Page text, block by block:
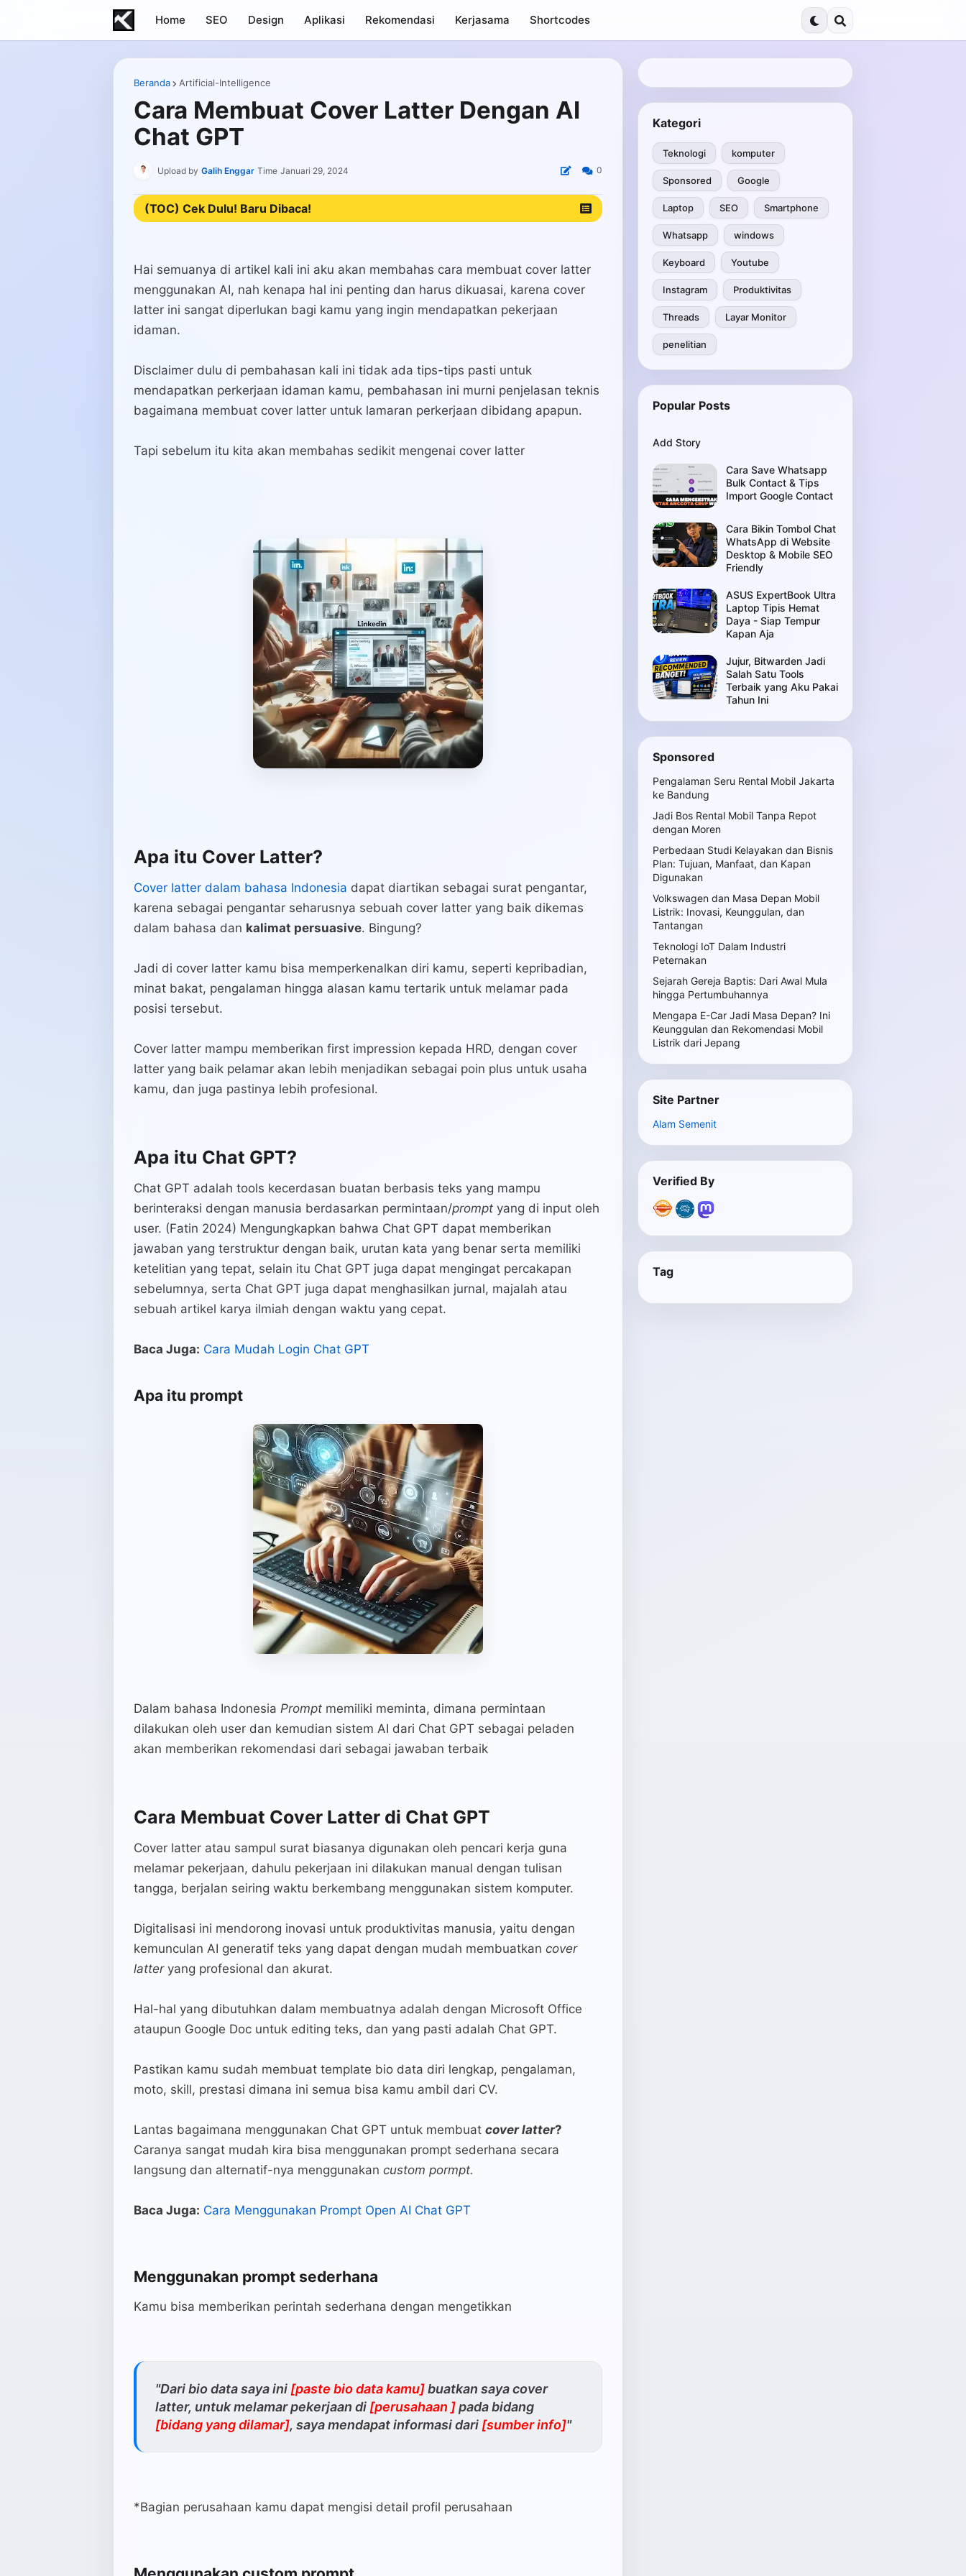
Home SEO Design Aplikasi Rekomendasi Kerjasama Shortcodes
Beranda Artificial-Intelligence
Cara Membuat Cover Latter Dengan AI
Chat GPT
Upload by Galih Enggar Time Januari 29, 2024 0
(TOC) Cek Dulu! Baru Dibaca!
Hai semuanya di artikel kali ini aku akan membahas cara membuat cover latter
menggunakan AI, nah kenapa hal ini penting dan harus dikuasai, karena cover
latter ini sangat diperlukan bagi kamu yang ingin mendapatkan pekerjaan
idaman.
Disclaimer dulu di pembahasan kali ini tidak ada tips-tips pasti untuk
mendapatkan perkerjaan idaman kamu, pembahasan ini murni penjelasan teknis
bagaimana membuat cover latter untuk lamaran perkerjaan dibidang apapun.
Tapi sebelum itu kita akan membahas sedikit mengenai cover latter
Apa itu Cover Latter?
Cover latter dalam bahasa Indonesia dapat diartikan sebagai surat pengantar,
karena sebagai pengantar seharusnya sebuah cover latter yang baik dikemas
dalam bahasa dan kalimat persuasive. Bingung?
Jadi di cover latter kamu bisa memperkenalkan diri kamu, seperti kepribadian,
minat bakat, pengalaman hingga alasan kamu tertarik untuk melamar pada
posisi tersebut.
Cover latter mampu memberikan first impression kepada HRD, dengan cover
latter yang baik pelamar akan lebih menjadikan sebagai poin plus untuk usaha
kamu, dan juga pastinya lebih profesional.
Apa itu Chat GPT?
Chat GPT adalah tools kecerdasan buatan berbasis teks yang mampu
berinteraksi dengan manusia berdasarkan permintaan/prompt yang di input oleh
user. (Fatin 2024) Mengungkapkan bahwa Chat GPT dapat memberikan
jawaban yang terstruktur dengan baik, urutan kata yang benar serta memiliki
ketelitian yang tepat, selain itu Chat GPT juga dapat mengingat percakapan
sebelumnya, serta Chat GPT juga dapat menghasilkan jurnal, majalah atau
sebuah artikel karya ilmiah dengan waktu yang cepat.
Baca Juga: Cara Mudah Login Chat GPT
Apa itu prompt
Dalam bahasa Indonesia Prompt memiliki meminta, dimana permintaan
dilakukan oleh user dan kemudian sistem AI dari Chat GPT sebagai peladen
akan memberikan rekomendasi dari sebagai jawaban terbaik
Cara Membuat Cover Latter di Chat GPT
Cover latter atau sampul surat biasanya digunakan oleh pencari kerja guna
melamar pekerjaan, dahulu pekerjaan ini dilakukan manual dengan tulisan
tangga, berjalan seiring waktu berkembang menggunakan sistem komputer.
Digitalisasi ini mendorong inovasi untuk produktivitas manusia, yaitu dengan
kemunculan AI generatif teks yang dapat dengan mudah membuatkan cover
latter yang profesional dan akurat.
Hal-hal yang dibutuhkan dalam membuatnya adalah dengan Microsoft Office
ataupun Google Doc untuk editing teks, dan yang pasti adalah Chat GPT.
Pastikan kamu sudah membuat template bio data diri lengkap, pengalaman,
moto, skill, prestasi dimana ini semua bisa kamu ambil dari CV.
Lantas bagaimana menggunakan Chat GPT untuk membuat cover latter?
Caranya sangat mudah kira bisa menggunakan prompt sederhana secara
langsung dan alternatif-nya menggunakan custom pormpt.
Baca Juga: Cara Menggunakan Prompt Open AI Chat GPT
Menggunakan prompt sederhana
Kamu bisa memberikan perintah sederhana dengan mengetikkan
"Dari bio data saya ini [paste bio data kamu]buatkan saya cover
latter, untuk melamar pekerjaan di [perusahaan ]pada bidang
[bidang yang dilamar], saya mendapat informasi dari [sumber info]"
*Bagian perusahaan kamu dapat mengisi detail profil perusahaan
Kategori
Teknologi komputer
Sponsored Google
Laptop SEO Smartphone
Whatsapp windows
Keyboard Youtube
Instagram Produktivitas
Threads Layar Monitor
penelitian
Popular Posts
Add Story
Cara Save Whatsapp
Bulk Contact & Tips
Import Google Contact
Cara Bikin Tombol Chat
WhatsApp di Website
Desktop & Mobile SEO
Friendly
ASUS ExpertBook Ultra
Laptop Tipis Hemat
Daya - Siap Tempur
Kapan Aja
Jujur, Bitwarden Jadi
Salah Satu Tools
Terbaik yang Aku Pakai
Tahun Ini
Sponsored
Pengalaman Seru Rental Mobil Jakarta
ke Bandung
Jadi Bos Rental Mobil Tanpa Repot
dengan Moren
Perbedaan Studi Kelayakan dan Bisnis
Plan: Tujuan, Manfaat, dan Kapan
Digunakan
Volkswagen dan Masa Depan Mobil
Listrik: Inovasi, Keunggulan, dan
Tantangan
Teknologi IoT Dalam Industri
Peternakan
Sejarah Gereja Baptis: Dari Awal Mula
hingga Pertumbuhannya
Mengapa E-Car Jadi Masa Depan? Ini
Keunggulan dan Rekomendasi Mobil
Listrik dari Jepang
Site Partner
Alam Semenit
Verified By
Tag